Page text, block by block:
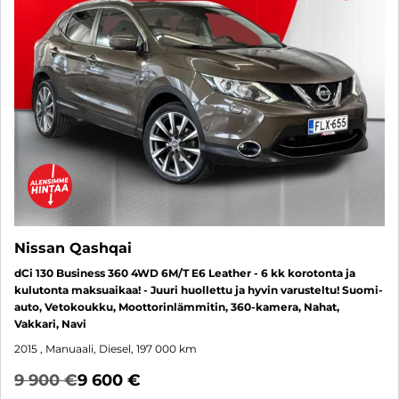
Nissan Qashqai
dCi 130 Business 360 4WD 6M/T E6 Leather - 6 kk korotonta ja
kulutonta maksuaikaa! - Juuri huollettu ja hyvin varusteltu! Suomi-
auto, Vetokoukku, Moottorinlämmitin, 360-kamera, Nahat,
Vakkari, Navi
2015 , Manuaali, Diesel, 197 000 km
9 900 €9 600 €